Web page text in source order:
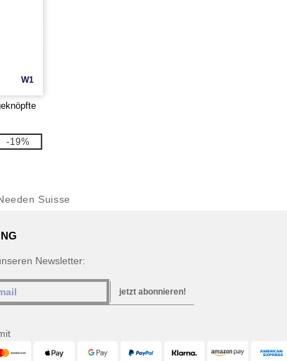
W1
-19%
Suisse
Newsletter:
jetzt abonnieren!